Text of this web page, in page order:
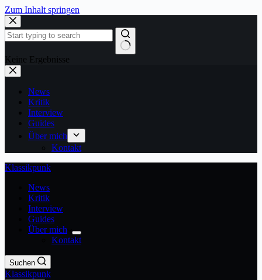
Zum Inhalt springen
Keine Ergebnisse
News
Kritik
Interview
Guides
Über mich
Kontakt
Klassikpunk
News
Kritik
Interview
Guides
Über mich
Kontakt
Suchen
Klassikpunk